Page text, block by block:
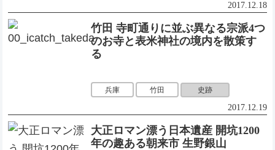
2017.12.18
竹田 寺町通りに並ぶ異なる宗派4つ
のお寺と表米神社の境内を散策す
る
兵庫 竹田 史跡
2017.12.19
大正ロマン漂う日本遺産 開坑1200
年の趣ある朝来市 生野銀山